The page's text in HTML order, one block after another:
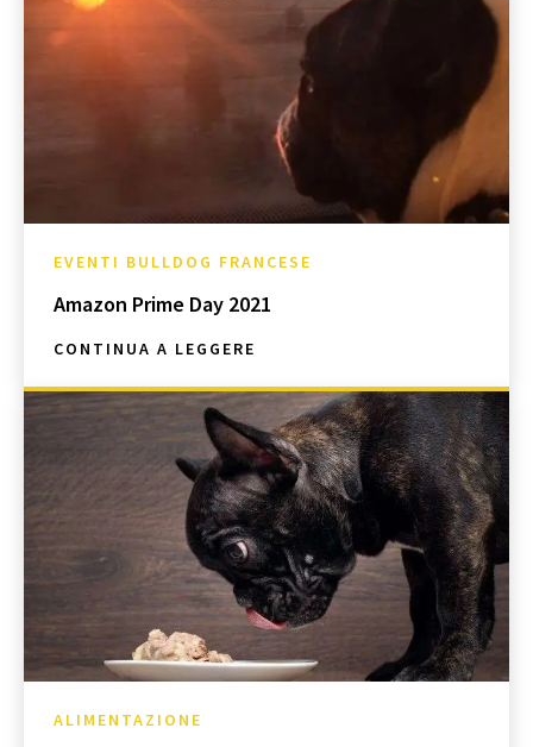
EVENTI BULLDOG FRANCESE
Amazon Prime Day 2021
CONTINUA A LEGGERE
ALIMENTAZIONE